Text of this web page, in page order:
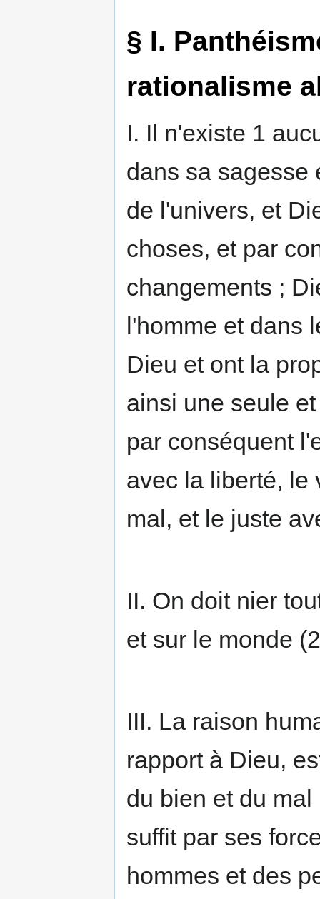
§ I.
rationalisme
I. Il n'existe 1
dans sa sagesse
de l'univers, et
choses, et par
changements ;
l'homme et dans
Dieu et ont la
ainsi une seule
par conséquent
avec la liberté, le
mal, et le juste
II. On doit nier
et sur le monde
III. La raison
rapport à Dieu,
du bien et du
suffit par ses
hommes et des